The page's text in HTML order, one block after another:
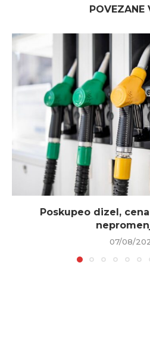
POVEZANE
Poskupeo dizel,
07/08/